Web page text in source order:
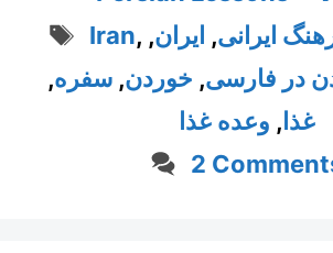
Tags
Iran, ایرانی, ایران,
در فارسی, خوردن,سفره,
غذا, وعده غذا
2